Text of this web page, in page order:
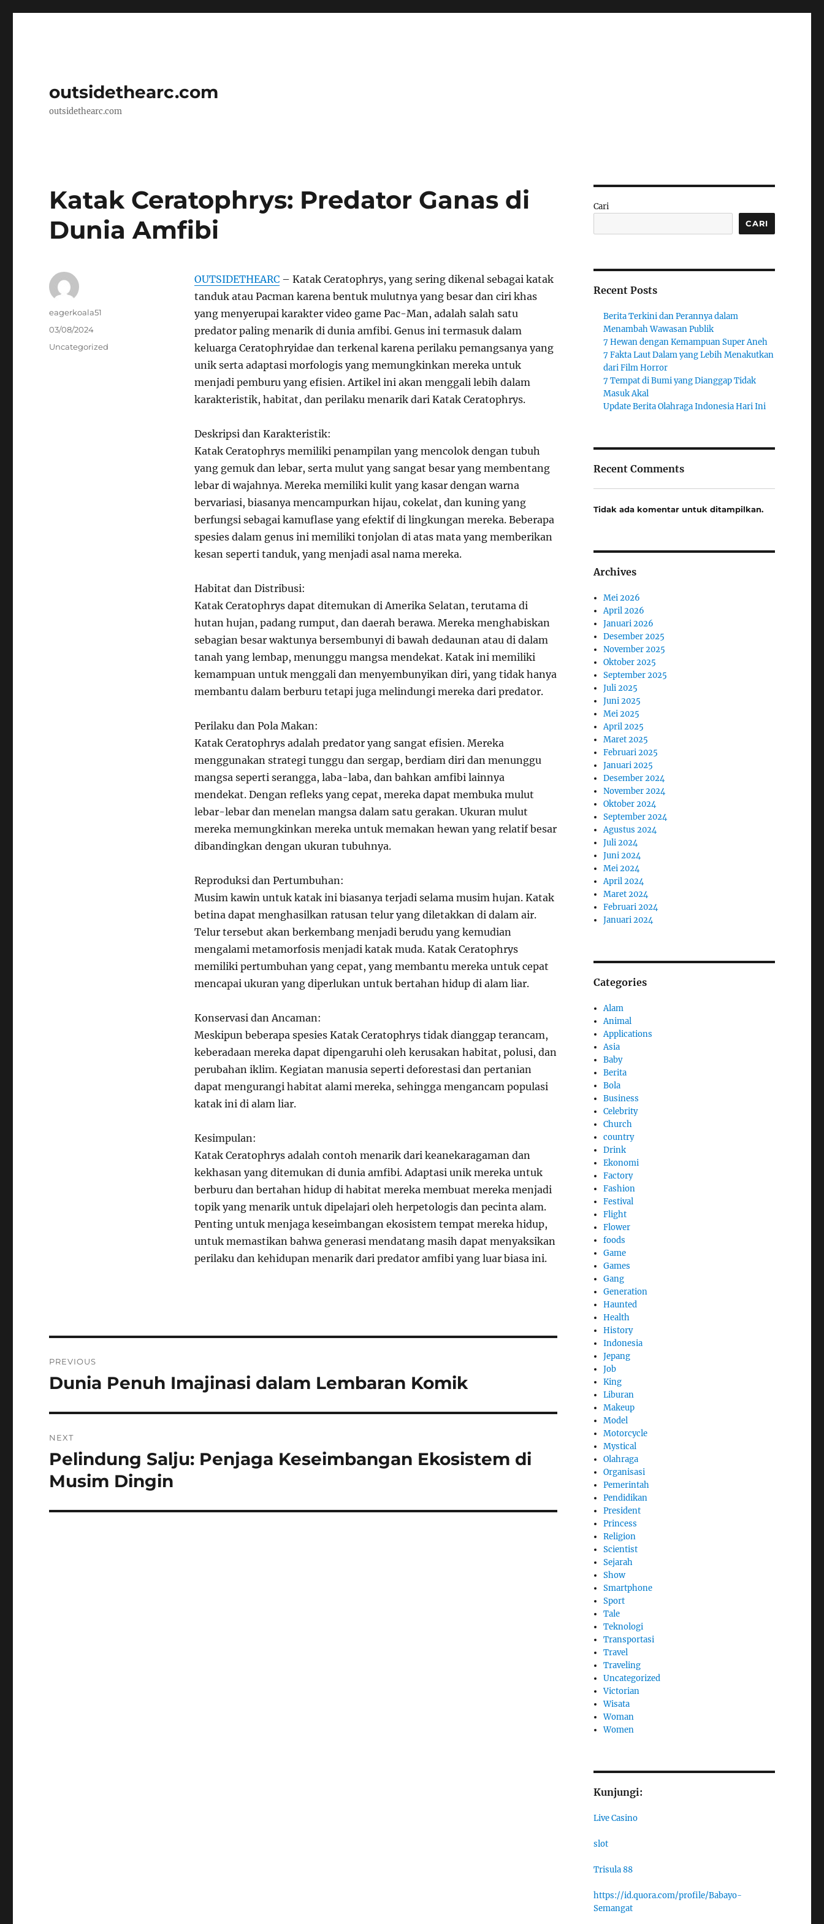
outsidethearc.com
outsidethearc.com
Katak Ceratophrys: Predator Ganas di
Dunia Amfibi
OUTSIDETHEARC– Katak Ceratophrys, yang sering dikenal sebagai katak
tanduk atau Pacman karena bentuk mulutnya yang besar dan ciri khas
yang menyerupai karakter video game Pac-Man, adalah salah satu
predator paling menarik di dunia amfibi. Genus ini termasuk dalam
keluarga Ceratophryidae dan terkenal karena perilaku pemangsanya yang
unik serta adaptasi morfologis yang memungkinkan mereka untuk
menjadi pemburu yang efisien. Artikel ini akan menggali lebih dalam
karakteristik, habitat, dan perilaku menarik dari Katak Ceratophrys.
Deskripsi dan Karakteristik:
Katak Ceratophrys memiliki penampilan yang mencolok dengan tubuh
yang gemuk dan lebar, serta mulut yang sangat besar yang membentang
lebar di wajahnya. Mereka memiliki kulit yang kasar dengan warna
bervariasi, biasanya mencampurkan hijau, cokelat, dan kuning yang
berfungsi sebagai kamuflase yang efektif di lingkungan mereka. Beberapa
spesies dalam genus ini memiliki tonjolan di atas mata yang memberikan
kesan seperti tanduk, yang menjadi asal nama mereka.
Habitat dan Distribusi:
Katak Ceratophrys dapat ditemukan di Amerika Selatan, terutama di
hutan hujan, padang rumput, dan daerah berawa. Mereka menghabiskan
sebagian besar waktunya bersembunyi di bawah dedaunan atau di dalam
tanah yang lembap, menunggu mangsa mendekat. Katak ini memiliki
kemampuan untuk menggali dan menyembunyikan diri, yang tidak hanya
membantu dalam berburu tetapi juga melindungi mereka dari predator.
Perilaku dan Pola Makan:
Katak Ceratophrys adalah predator yang sangat efisien. Mereka
menggunakan strategi tunggu dan sergap, berdiam diri dan menunggu
mangsa seperti serangga, laba-laba, dan bahkan amfibi lainnya
mendekat. Dengan refleks yang cepat, mereka dapat membuka mulut
lebar-lebar dan menelan mangsa dalam satu gerakan. Ukuran mulut
mereka memungkinkan mereka untuk memakan hewan yang relatif besar
dibandingkan dengan ukuran tubuhnya.
Reproduksi dan Pertumbuhan:
Musim kawin untuk katak ini biasanya terjadi selama musim hujan. Katak
betina dapat menghasilkan ratusan telur yang diletakkan di dalam air.
Telur tersebut akan berkembang menjadi berudu yang kemudian
mengalami metamorfosis menjadi katak muda. Katak Ceratophrys
memiliki pertumbuhan yang cepat, yang membantu mereka untuk cepat
mencapai ukuran yang diperlukan untuk bertahan hidup di alam liar.
Konservasi dan Ancaman:
Meskipun beberapa spesies Katak Ceratophrys tidak dianggap terancam,
keberadaan mereka dapat dipengaruhi oleh kerusakan habitat, polusi, dan
perubahan iklim. Kegiatan manusia seperti deforestasi dan pertanian
dapat mengurangi habitat alami mereka, sehingga mengancam populasi
katak ini di alam liar.
Kesimpulan:
Katak Ceratophrys adalah contoh menarik dari keanekaragaman dan
kekhasan yang ditemukan di dunia amfibi. Adaptasi unik mereka untuk
berburu dan bertahan hidup di habitat mereka membuat mereka menjadi
topik yang menarik untuk dipelajari oleh herpetologis dan pecinta alam.
Penting untuk menjaga keseimbangan ekosistem tempat mereka hidup,
untuk memastikan bahwa generasi mendatang masih dapat menyaksikan
perilaku dan kehidupan menarik dari predator amfibi yang luar biasa ini.
Author
eagerkoala51
Posted
03/08/2024
Categories
Uncategorized
pos
PREVIOUS
Previous
Dunia Penuh Imajinasi dalam Lembaran Komik
NEXT
Next
post:
Pelindung Salju: Penjaga Keseimbangan Ekosistem di
Musim Dingin
Cari
CARI
Recent Posts
Berita Terkini dan Perannya dalam
Menambah Wawasan Publik
7 Hewan dengan Kemampuan Super Aneh
7 Fakta Laut Dalam yang Lebih Menakutkan
dari Film Horror
7 Tempat di Bumi yang Dianggap Tidak
Masuk Akal
Update Berita Olahraga Indonesia Hari Ini
Recent Comments
Tidak ada komentar untuk ditampilkan.
Archives
Mei 2026
April 2026
Januari 2026
Desember 2025
November 2025
Oktober 2025
September 2025
Juli 2025
Juni 2025
Mei 2025
April 2025
Maret 2025
Februari 2025
Januari 2025
Desember 2024
November 2024
Oktober 2024
September 2024
Agustus 2024
Juli 2024
Juni 2024
Mei 2024
April 2024
Maret 2024
Februari 2024
Januari 2024
Categories
Alam
Animal
Applications
Asia
Baby
Berita
Bola
Business
Celebrity
Church
country
Drink
Ekonomi
Factory
Fashion
Festival
Flight
Flower
foods
Game
Games
Gang
Generation
Haunted
Health
History
Indonesia
Jepang
Job
King
Liburan
Makeup
Model
Motorcycle
Mystical
Olahraga
Organisasi
Pemerintah
Pendidikan
President
Princess
Religion
Scientist
Sejarah
Show
Smartphone
Sport
Tale
Teknologi
Transportasi
Travel
Traveling
Uncategorized
Victorian
Wisata
Woman
Women
Kunjungi:
Live Casino
slot
Trisula 88
https://id.quora.com/profile/Babayo-
Semangat